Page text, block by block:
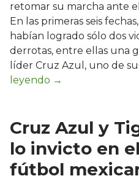
retomar su marcha ante
En las primeras seis
habían logrado sólo dos
derrotas, entre ellas una
líder Cruz Azul, uno de
Cruz Azul y
lo invicto en
fútbol